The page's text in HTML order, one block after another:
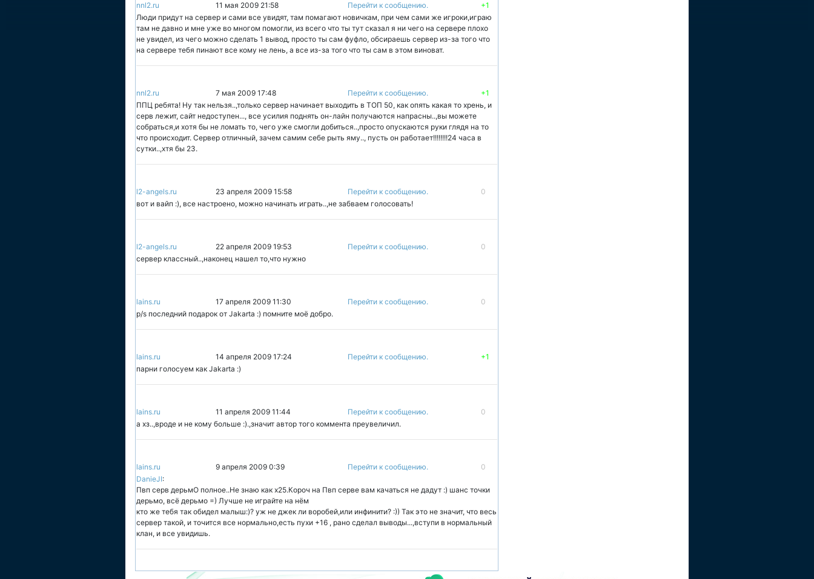
nnl2.ru 11 мая 2009 21:58 Перейти к сообщению.
+1
Люди придут на сервер и сами все увидят, там помагают новичкам, при чем сами же игроки,играю
там не давно и мне уже во многом помогли, из всего что ты тут сказал я ни чего на сервере плохо
не увидел, из чего можно сделать 1 вывод, просто ты сам фуфло, обсираешь сервер из-за того что
на сервере тебя пинают все кому не лень, а все из-за того что ты сам в этом виноват.
nnl2.ru 7 мая 2009 17:48 Перейти к сообщению.
+1
ППЦ ребята! Ну так нельзя..,только сервер начинает выходить в ТОП 50, как опять какая то хрень, и
серв лежит, сайт недоступен..., все усилия поднять он-лайн получаются напрасны..,вы можете
собраться,и хотя бы не ломать то, чего уже смогли добиться..,просто опускаются руки глядя на то
что происходит. Сервер отличный, зачем самим себе рыть яму.., пусть он работает!!!!!!!!24 часа в
сутки..,хтя бы 23.
l2-angels.ru 23 апреля 2009 15:58 Перейти к сообщению.
0
вот и вайп :), все настроено, можно начинать играть..,не забваем голосовать!
l2-angels.ru 22 апреля 2009 19:53 Перейти к сообщению.
0
сервер классный..,наконец нашел то,что нужно
lains.ru 17 апреля 2009 11:30 Перейти к сообщению.
0
p/s последний подарок от Jakarta :) помните моё добро.
lains.ru 14 апреля 2009 17:24 Перейти к сообщению.
+1
парни голосуем как Jakarta :)
lains.ru 11 апреля 2009 11:44 Перейти к сообщению.
0
а хз..,вроде и не кому больше :).,значит автор того коммента преувеличил.
lains.ru 9 апреля 2009 0:39 Перейти к сообщению.
0
DanieJI:
Пвп серв дерьмО полное..Не знаю как х25.Короч на Пвп серве вам качаться не дадут :) шанс точки
дерьмо, всё дерьмо =) Лучше не играйте на нём
кто же тебя так обидел малыш:)? уж не джек ли воробей,или инфинити? :)) Так это не значит, что весь
сервер такой, и точится все нормально,есть пухи +16 , рано сделал выводы...,вступи в нормальный
клан, и все увидишь.